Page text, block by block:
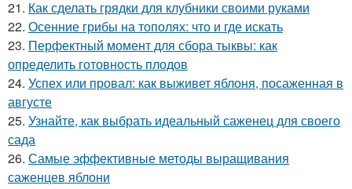
21. Как сделать грядки для клубники своими руками
22. Осенние грибы на тополях: что и где искать
23. Перфектный момент для сбора тыквы: как
определить готовность плодов
24. Успех или провал: как выживет яблоня, посаженная в
августе
25. Узнайте, как выбрать идеальный саженец для своего
сада
26. Самые эффективные методы выращивания
саженцев яблони